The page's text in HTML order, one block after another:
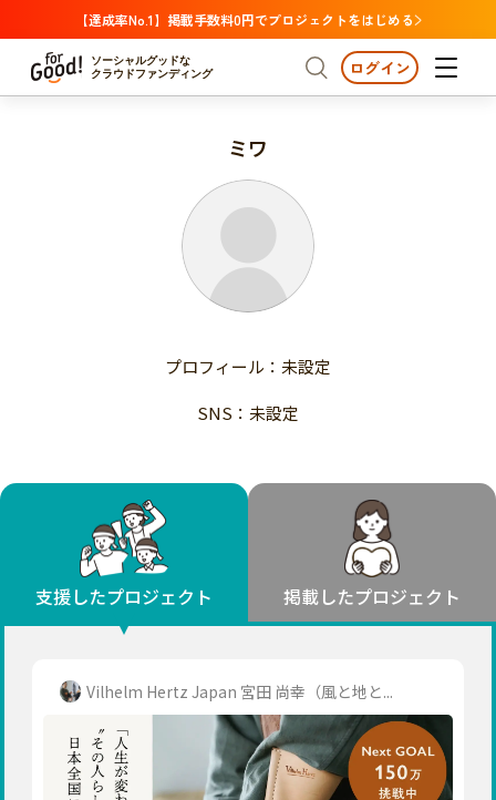
【達成率No.1】掲載手数料0円でプロジェクトをはじめる
ソーシャルグッドな
クラウドファンディング
プロジェクトからさがす 注目
支援金額が多い
支援人数が多い
終了日が近い
国際協力
子ども・教育
フード・農業
文化
環境・エシカル
人権・マイノリティ
社会貢献
地域からさがす 北海道・東北
北海道
宮城
秋田
支援金額が多い
終了日が近い
カテゴリーからさがす
医療・福祉
子ども・教育
人権・マイノリティ
北海道 青森 岩手 宮城
秋田
福島
茨城 栃木 群馬
千葉
東京
神奈川
新潟 富山 石川 福井
山梨
静岡 愛知
三重 滋賀 大阪
兵庫
ログイン
ミワ
プロフィール：未設定
SNS：未設定
支援したプロジェクト 掲載したプロジェクト
Vilhelm Hertz Japan 宮田 尚幸（風と地と...